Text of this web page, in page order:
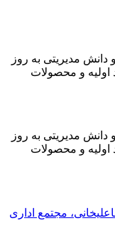
دانش مدیریتی به روز
و محصولات
دانش مدیریتی به روز
و محصولات
مجتمع اداری